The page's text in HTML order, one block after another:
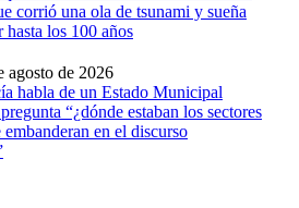
corrió una ola de tsunami y sueña
hasta los 100 años
agosto de 2026
habla de un Estado Municipal
“¿dónde estaban los sectores
embanderan en el discurso